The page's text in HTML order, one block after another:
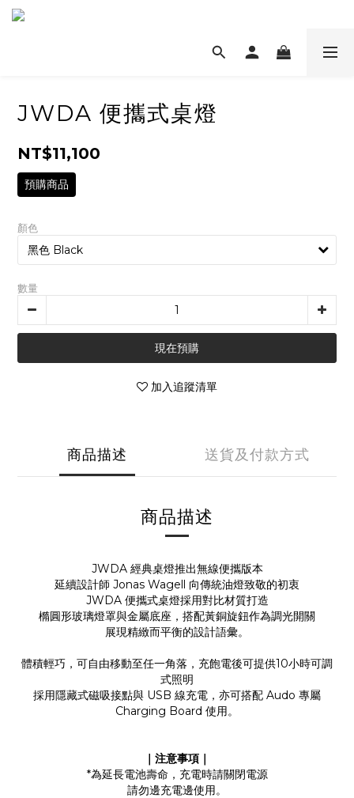
JWDA 便攜式桌燈
NT$11,100
預購商品
顏色
數量
現在預購
加入追蹤清單
商品描述 送貨及付款方式
商品描述
JWDA 經典桌燈推出無線便攜版本
延續設計師 Jonas Wagell 向傳統油燈致敬的初衷
JWDA 便攜式桌燈採用對比材質打造
橢圓形玻璃燈罩與金屬底座，搭配黃銅旋鈕作為調光開關
展現精緻而平衡的設計語彙。
體積輕巧，可自由移動至任一角落，充飽電後可提供10小時可調
式照明
採用隱藏式磁吸接點與 USB 線充電，亦可搭配 Audo 專屬
Charging Board 使用。
｜注意事項｜
*為延長電池壽命，充電時請關閉電源
請勿邊充電邊使用。